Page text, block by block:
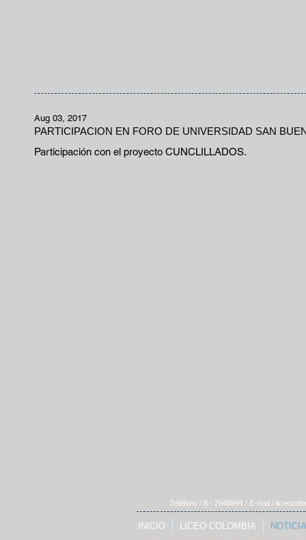
Aug 03, 2017
PARTICIPACION EN FORO DE UNIVERSIDAD SAN
Participación con el proyecto CUNCLILLADOS.
INICIO LICEO COLOMBIA
Teléfono / 8 - 2640994 / E-mail /